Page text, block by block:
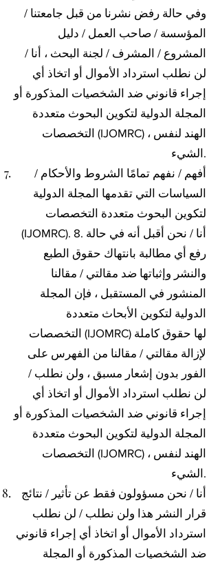
وفي حالة رفض نشرنا من قبل جامعتنا /
المؤسسة / صاحب العمل / دليل
المشروع / المشرف / لجنة البحث ، أنا /
لن نطلب استرداد الأموال أو اتخاذ أي
إجراء قانوني ضد الشخصيات المذكورة أو
المجلة الدولية لتكوين البحوث متعددة
التخصصات (IJOMRC) ، الهند لنفس
الشيء.
أفهم / نفهم تمامًا الشروط والأحكام /
السياسات التي تقدمها المجلة الدولية
لتكوين البحوث متعددة التخصصات
(IJOMRC). 8. أنا / نحن أقبل أنه في حالة
رفع أي مطالبة بانتهاك حقوق الطبع
والنشر وإثباتها ضد مقالتي / مقالنا
المنشور في المستقبل ، فإن المجلة
الدولية لتكوين الأبحاث متعددة
التخصصات (IJOMRC) لها حقوق كاملة
لإزالة مقالتي / مقالنا من الفهرس على
الفور بدون إشعار مسبق ، ولن نطلب /
لن نطلب استرداد الأموال أو اتخاذ أي
إجراء قانوني ضد الشخصيات المذكورة أو
المجلة الدولية لتكوين البحوث متعددة
التخصصات (IJOMRC) ، الهند لنفس
الشيء.
أنا / نحن مسؤولون فقط عن تأثير / نتائج
قرار النشر هذا ولن نطلب / لن نطلب
استرداد الأموال أو اتخاذ أي إجراء قانوني
ضد الشخصيات المذكورة أو المجلة